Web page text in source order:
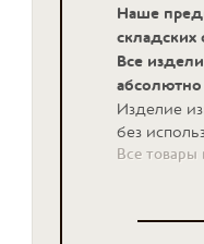
Наше
складских
Все
Изделие
без
Все товары